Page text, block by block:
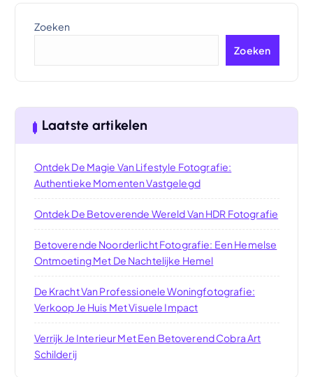
Zoeken
Zoeken
Laatste artikelen
Ontdek De Magie Van Lifestyle Fotografie:
Authentieke Momenten Vastgelegd
Ontdek De Betoverende Wereld Van HDR Fotografie
Betoverende Noorderlicht Fotografie: Een Hemelse
Ontmoeting Met De Nachtelijke Hemel
De Kracht Van Professionele Woningfotografie:
Verkoop Je Huis Met Visuele Impact
Verrijk Je Interieur Met Een Betoverend Cobra Art
Schilderij